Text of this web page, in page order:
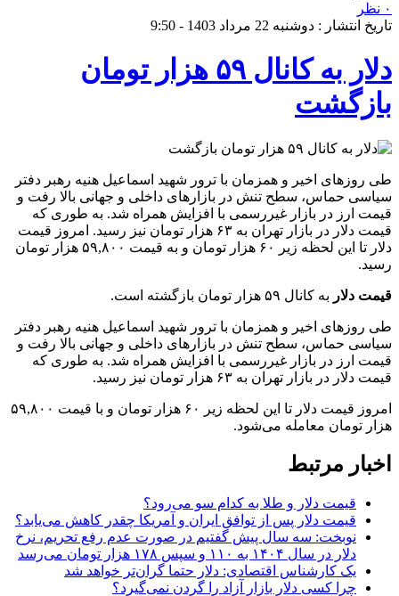
۰ نظر
تاریخ انتشار : دوشنبه 22 مرداد 1403 - 9:50
دلار به کانال ۵۹ هزار تومان
بازگشت
طی روز‌های اخیر و همزمان با ترور شهید اسماعیل هنیه رهبر دفتر
سیاسی حماس، سطح تنش در بازار‌های داخلی و جهانی بالا رفت و
قیمت ارز در بازار غیررسمی با افزایش همراه شد. به طوری که
قیمت دلار در بازار تهران به ۶۳ هزار تومان نیز رسید. امروز قیمت
دلار تا این لحظه زیر ۶۰ هزار تومان و به قیمت ۵۹,۸۰۰ هزار تومان
رسید.
قیمت دلار به کانال ۵۹ هزار تومان بازگشته است.
طی روز‌های اخیر و همزمان با ترور شهید اسماعیل هنیه رهبر دفتر
سیاسی حماس، سطح تنش در بازار‌های داخلی و جهانی بالا رفت و
قیمت ارز در بازار غیررسمی با افزایش همراه شد. به طوری که
قیمت دلار در بازار تهران به ۶۳ هزار تومان نیز رسید.
امروز قیمت دلار تا این لحظه زیر ۶۰ هزار تومان و با قیمت ۵۹,۸۰۰
هزار تومان معامله می‌شود.
اخبار مرتبط
قیمت دلار و طلا به کدام سو می‌رود؟
قیمت دلار پس از توافق ایران و آمریکا چقدر کاهش می‌یابد؟
نوبخت: سه سال پیش گفتیم در صورت عدم رفع تحریم، نرخ
دلار در سال ۱۴۰۴ به ۱۱۰ و سپس ۱۷۸ هزار تومان می‌رسد
یک کارشناس اقتصادی: دلار حتما گران‌تر خواهد شد
چرا کسی دلار بازار آزاد را گردن نمی‌گیرد؟